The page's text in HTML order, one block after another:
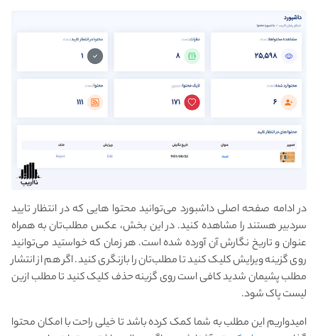
در ادامه صفحه اصلی داشبورد می‌توانید محتوا هایی که در انتظار تایید
سردبیر هستند را مشاهده کنید. در این بخش، عکس مطلب‌تان به همراه
عنوان و تاریخ نگارش آن آورده شده است. هر زمان که خواستید می‌توانید
روی گزینه ویرایش کلیک کنید تا مطلب‌تان را بازنگری کنید. اگر هم از انتشار
مطلب پشیمان شدید کافی است روی گزینه حذف کلیک کنید تا مطلب ازین
لیست پاک شود.
امیدواریم این مطلب به شما کمک کرده باشد تا خیلی راحت با امکان محتوا